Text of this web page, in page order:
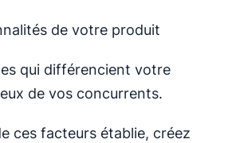
de votre produit
qui différencient votre
de vos concurrents.
ces facteurs établie, créez